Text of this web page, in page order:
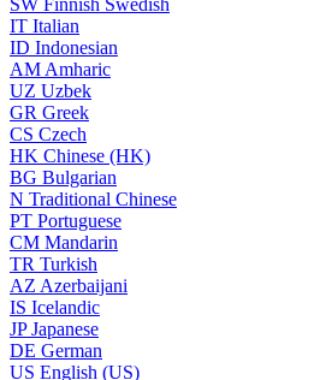
SW Finnish Swedish
IT Italian
ID Indonesian
AM Amharic
UZ Uzbek
GR Greek
CS Czech
HK Chinese (HK)
BG Bulgarian
N Traditional Chinese
PT Portuguese
CM Mandarin
TR Turkish
AZ Azerbaijani
IS Icelandic
JPJapanese
DE German
US English (US)